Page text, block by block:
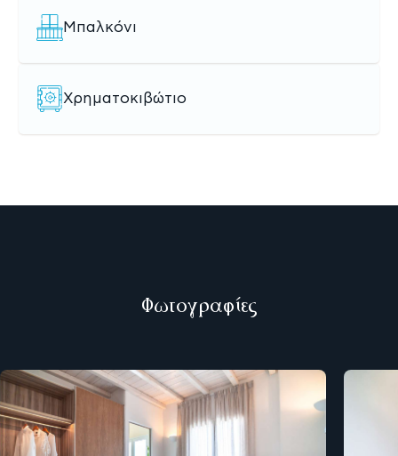
Μπαλκόνι
Χρηματοκιβώτιο
Φωτογραφίες